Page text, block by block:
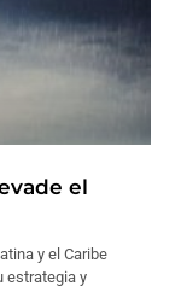
el
y el Caribe
estrategia y